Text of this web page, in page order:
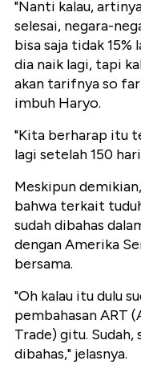
"Nanti kalau,
selesai, negara-
bisa saja tidak 15%
dia naik lagi, tapi
akan tarifnya so far
imbuh Haryo.
"Kita berharap itu
lagi setelah 150
Meskipun
bahwa terkait
sudah dibahas
dengan Amerika
bersama.
"Oh kalau itu dulu
pembahasan ART
Trade) gitu. Sudah,
dibahas," jelasnya.